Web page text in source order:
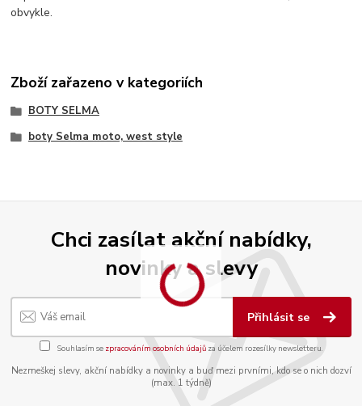
obvykle.
Zboží zařazeno v kategoriích
BOTY SELMA
boty Selma moto, west style
Chci zasílat akční nabídky,
novinky a slevy
Přihlásit se
Souhlasím se zpracováním osobních údajůza účelem rozesílky newsletteru.
Nezmeškej slevy, akční nabídky a novinky a buď mezi prvními, kdo se o nich dozví
(max. 1 týdně)